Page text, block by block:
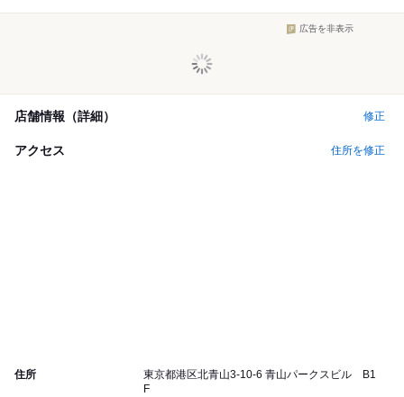
広告を非表示
店舗情報（詳細） 修正
アクセス 住所を修正
住所
東京都港区北青山3-10-6 青山パークスビル B1
F